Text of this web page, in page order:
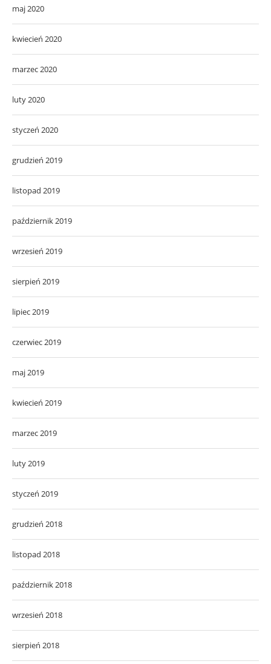
maj 2020
kwiecień 2020
marzec 2020
luty 2020
styczeń 2020
grudzień 2019
listopad 2019
październik 2019
wrzesień 2019
sierpień 2019
lipiec 2019
czerwiec 2019
maj 2019
kwiecień 2019
marzec 2019
luty 2019
styczeń 2019
grudzień 2018
listopad 2018
październik 2018
wrzesień 2018
sierpień 2018